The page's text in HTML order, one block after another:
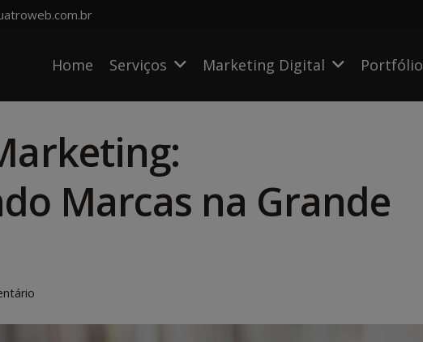
Home Serviços Marketing Digital Portfólio
Marcas na Grande